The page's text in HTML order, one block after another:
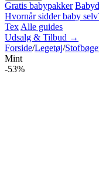
Gratis babypakker
Hvornår sidder baby
Tex Alle guides
Udsalg & Tilbud →
Forside/Legetøj/
Mint
-53%